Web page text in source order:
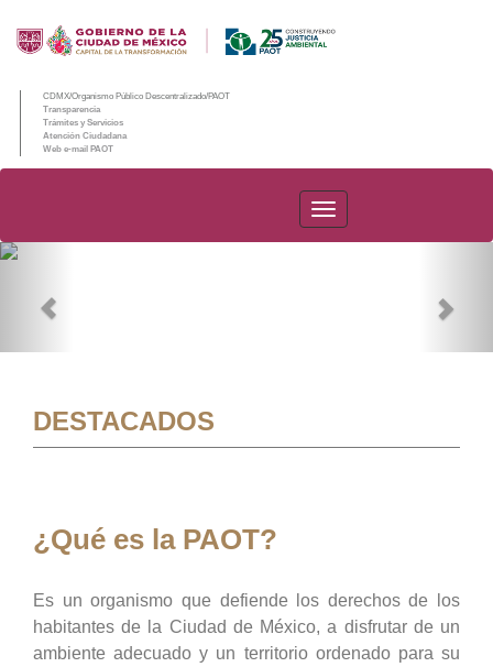
CDMX/Organismo Público Descentralizado/PAOT
Transparencia
Trámites y Servicios
Atención Ciudadana
Web e-mail PAOT
PAOT
DESTACADOS
¿Qué es la PAOT?
Es un organismo que defiende los derechos de los
habitantes de la Ciudad de México, a disfrutar de un
ambiente adecuado y un territorio ordenado para su